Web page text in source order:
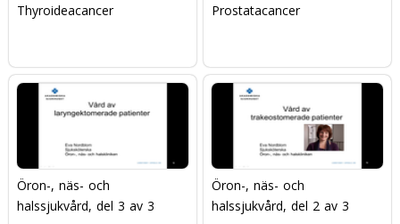
Thyroideacancer Prostatacancer
Öron-, näs- och
halssjukvård, del 3 av 3
Öron-, näs- och
halssjukvård, del 2 av 3